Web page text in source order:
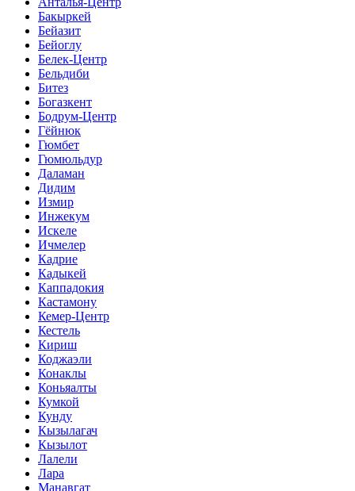
Бакыркей
Бейазит
Бейоглу
Белек-Центр
Бельдиби
Битез
Богазкент
Бодрум-Центр
Гёйнюк
Гюмбет
Гюмюльдур
Даламан
Дидим
Измир
Инжекум
Искеле
Ичмелер
Кадрие
Кадыкей
Каппадокия
Кастамону
Кемер-Центр
Кестель
Кириш
Коджаэли
Конаклы
Коньяалты
Кумкой
Кунду
Кызылагач
Кызылот
Лалели
Лара
Манавгат